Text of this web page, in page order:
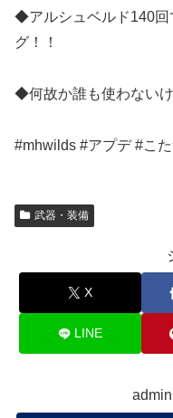
◆アルシュベルド140回
グ！！
◆何故か誰も使わない
#mhwilds #アプデ #こ
武器・装備
X
LINE